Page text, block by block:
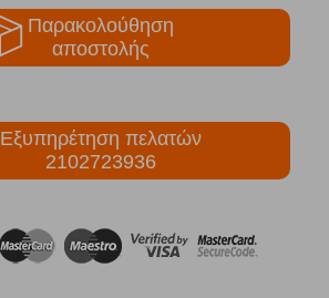
Παρακολούθηση
αποστολής
Εξυπηρέτηση πελατών
2102723936